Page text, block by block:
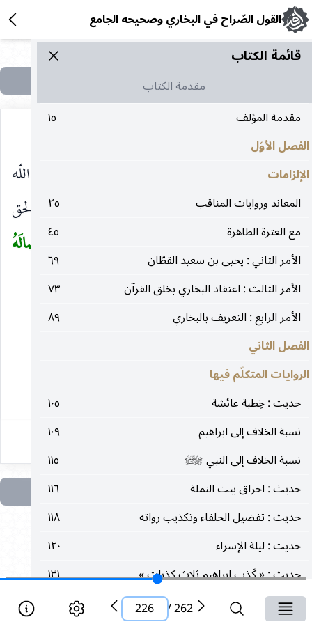
القول الصّراح في البخاري وصحيحه الجامع
قائمة الکتاب
مقدمة الكتاب
مقدمة المؤلف
١٥
الفصل الأوّل
الإلزامات
المعاند وروايات المناقب
٢٥
مع العترة الطاهرة
٤٥
الأمر الثاني : يحيى بن سعيد القطّان
٦٩
الأمر الثالث : اعتقاد البخاري بخلق القرآن
٧٣
الأمر الرابع : التعريف بالبخاري
٨٩
الفصل الثاني
الروايات المتكلّم فيها
حديث : خِطبة عائشة
١٠٥
نسبة الخلاف إلى ابراهيم
١٠٩
نسبة الخلاف إلى النبي صلى‌الله‌عليه‌وآله‌وسلم
١١٥
حديث : احراق بيت النملة
١١٦
حديث : تفضيل الخلفاء وتكذيب رواته
١١٨
حديث : ليلة الإسراء
١٢٠
حديث : « كَذِب ابراهيم ثلاث كذبات »
١٣١
حديث امتناع علي بن أبي طالب عن صلاة الليل
قد تمّت الرسالة المسماة بالقول الصراح فنسأل اللّه
سبحانه وتعالى أن يوفقنا بالشكر دائماً ولاداء الحق
والتمسك بحبل اللّه المتين قائماً على
ومن يَهدِ اللّهُ فَمالَهُ
مِنْ مُضَلٍّ
والحمدللّه ربّ العالمين
262
/
226